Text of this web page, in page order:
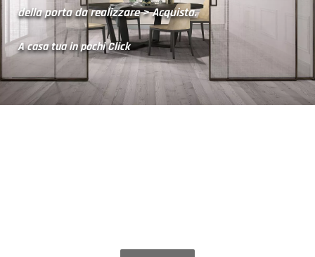
della porta da realizzare > Acquista.
A casa tua in pochi Click